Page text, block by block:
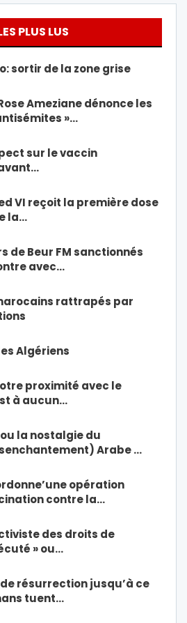
PLUS LUS
sortir de la zone grise
Ameziane dénonce les
»…
sur le vaccin
VI reçoit la première dose
la…
de Beur FM sanctionnés
avec…
rattrapés par
Algériens
proximité avec le
à aucun…
la nostalgie du
Arabe …
opération
contre la…
des droits de
» ou…
de résurrection jusqu’à ce
tuent…